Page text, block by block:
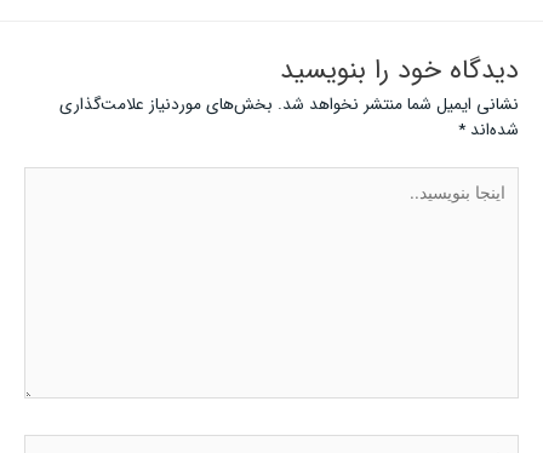
دیدگاه‌ خود را بنویسید
نشانی ایمیل شما منتشر نخواهد شد. بخش‌های موردنیاز علامت‌گذاری
شده‌اند*
بنویسید..